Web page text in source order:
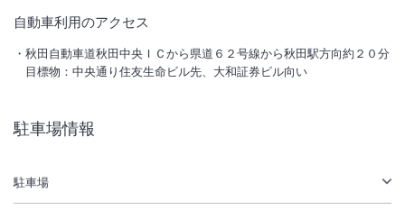
いただけます
総客室数
INチェックイン
14:00 / OUT チェックアウト
11:00
自動車利用のアクセス
秋田自動車道秋田中央ＩＣから県道６２号線から秋田駅方向約２０分
目標物：中央通り住友生命ビル先、大和証券ビル向い
駐車場情報
駐車場